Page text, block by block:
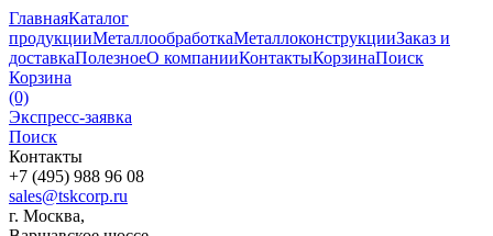
ГлавнаяКаталог
продукцииМеталлообработкаМеталлоконструкцииЗаказ и
доставкаПолезноеО компанииКонтактыКорзинаПоиск
Корзина
(0)
Экспресс-заявка
Поиск
Контакты
+7 (495) 988 96 08
sales@tskcorp.ru
г. Москва,